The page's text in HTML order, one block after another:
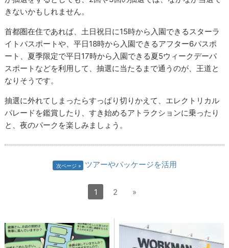
きないかもしれません。
首都圏在住であれば、土日祝日に15時から入園できるスターラ
イトパスポートや、平日18時から入園できるアフター6パスポ
ート、夏季限定で平日17時から入園できる夏5ウィークデーパ
スポートなどを利用して、抽選に当たるまで通うのが、王道と
なりそうです。
抽選に外れてしまったらすっぱり切りかえて、エレクトリカル
パレードを鑑賞したり、すき始めるアトラクションに乗ったり
と、夜のパークを楽しみましょう。
次ページ ツアーやパッケージを活用
1 2 »